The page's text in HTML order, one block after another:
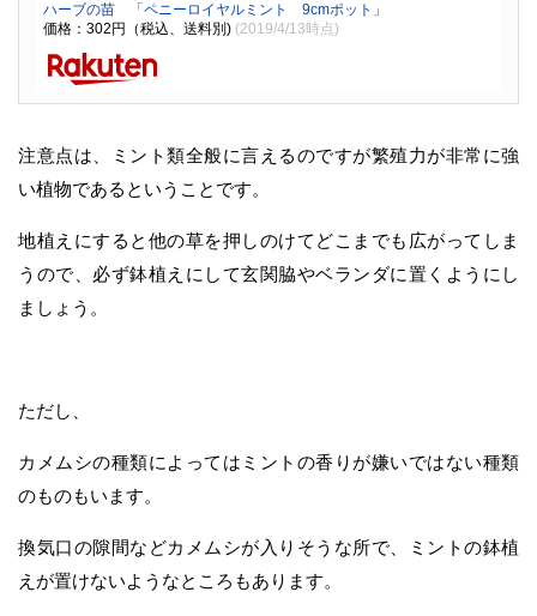
ハーブの苗 「ペニーロイヤルミント 9cmポット」
価格：302円（税込、送料別) (2019/4/13時点)
注意点は、ミント類全般に言えるのですが繁殖力が非常に強
い植物であるということです。
地植えにすると他の草を押しのけてどこまでも広がってしま
うので、必ず鉢植えにして玄関脇やベランダに置くようにし
ましょう。
ただし、
カメムシの種類によってはミントの香りが嫌いではない種類
のものもいます。
換気口の隙間などカメムシが入りそうな所で、ミントの鉢植
えが置けないようなところもあります。